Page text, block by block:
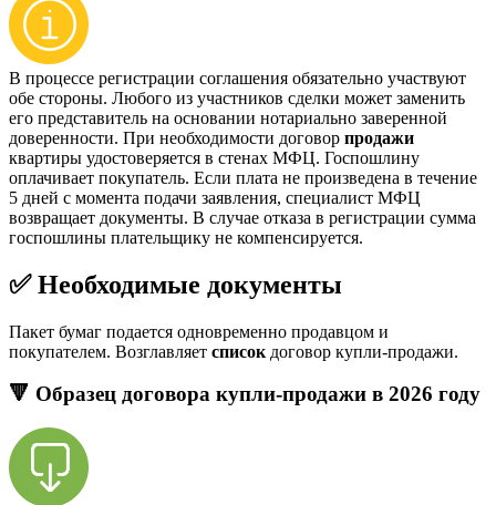
В процессе регистрации соглашения обязательно участвуют
обе стороны. Любого из участников сделки может заменить
его представитель на основании нотариально заверенной
доверенности. При необходимости договор продажи
квартиры удостоверяется в стенах МФЦ. Госпошлину
оплачивает покупатель. Если плата не произведена в течение
5 дней с момента подачи заявления, специалист МФЦ
возвращает документы. В случае отказа в регистрации сумма
госпошлины плательщику не компенсируется.
✅ Необходимые документы
Пакет бумаг подается одновременно продавцом и
покупателем. Возглавляет список договор купли-продажи.
🔻 Образец договора купли-продажи в 2026 году